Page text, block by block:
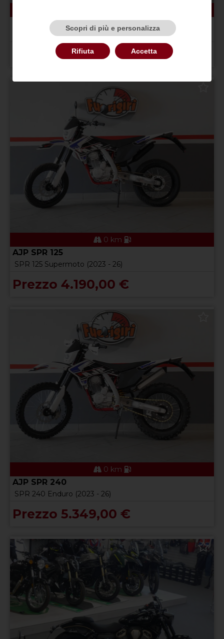
AJP SPR 125
SPR 125 Enduro (2023 - 26)
Prezzo 4.799,00 €
0 km
AJP SPR 125
SPR 125 Supermoto (2023 - 26)
Prezzo 4.190,00 €
0 km
AJP SPR 240
SPR 240 Enduro (2023 - 26)
Prezzo 5.349,00 €
Scopri di più e personalizza
Rifiuta Accetta